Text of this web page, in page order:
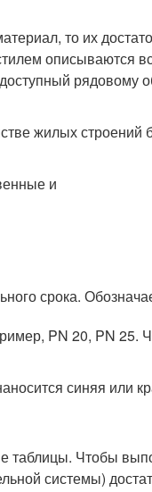
то их
описываются
рядовому
жилых строений
срока.
PN 20, PN 25.
синяя или
таблицы. Чтобы
системы)